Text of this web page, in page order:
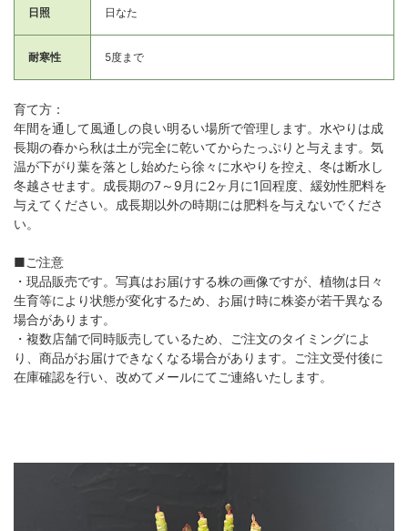
日照 日なた
耐寒性 5度まで
育て方：
年間を通して風通しの良い明るい場所で管理します。水やりは成
長期の春から秋は土が完全に乾いてからたっぷりと与えます。気
温が下がり葉を落とし始めたら徐々に水やりを控え、冬は断水し
冬越させます。成長期の7～9月に2ヶ月に1回程度、緩効性肥料を
与えてください。成長期以外の時期には肥料を与えないでくださ
い。
■ご注意
・現品販売です。写真はお届けする株の画像ですが、植物は日々
生育等により状態が変化するため、お届け時に株姿が若干異なる
場合があります。
・複数店舗で同時販売しているため、ご注文のタイミングによ
り、商品がお届けできなくなる場合があります。ご注文受付後に
在庫確認を行い、改めてメールにてご連絡いたします。